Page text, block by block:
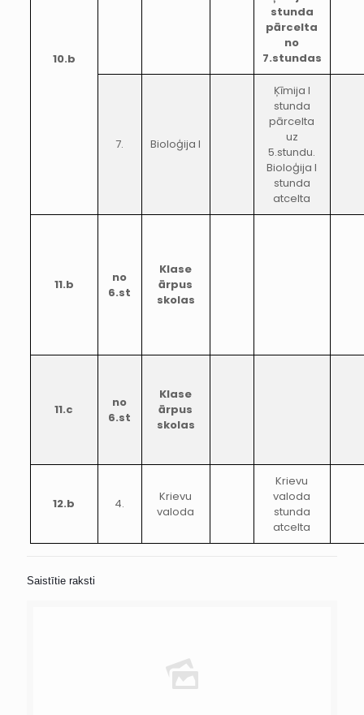
10.b
stunda
pārcelta
no
7.stundas
7. Bioloģija I
Ķīmija I
stunda
pārcelta
uz
5.stundu.
Bioloģija I
stunda
atcelta
11.b
no
6.st
Klase
ārpus
skolas
11.c
no
6.st
Klase
ārpus
skolas
12.b 4.
Krievu
valoda
Krievu
valoda
stunda
atcelta
Saistītie raksti